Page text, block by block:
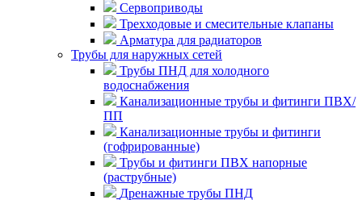
Сервоприводы
Трехходовые и смесительные клапаны
Арматура для радиаторов
Трубы для наружных сетей
Трубы ПНД для холодного
водоснабжения
Канализационные трубы и фитинги ПВХ/
ПП
Канализационные трубы и фитинги
(гофрированные)
Трубы и фитинги ПВХ напорные
(раструбные)
Дренажные трубы ПНД